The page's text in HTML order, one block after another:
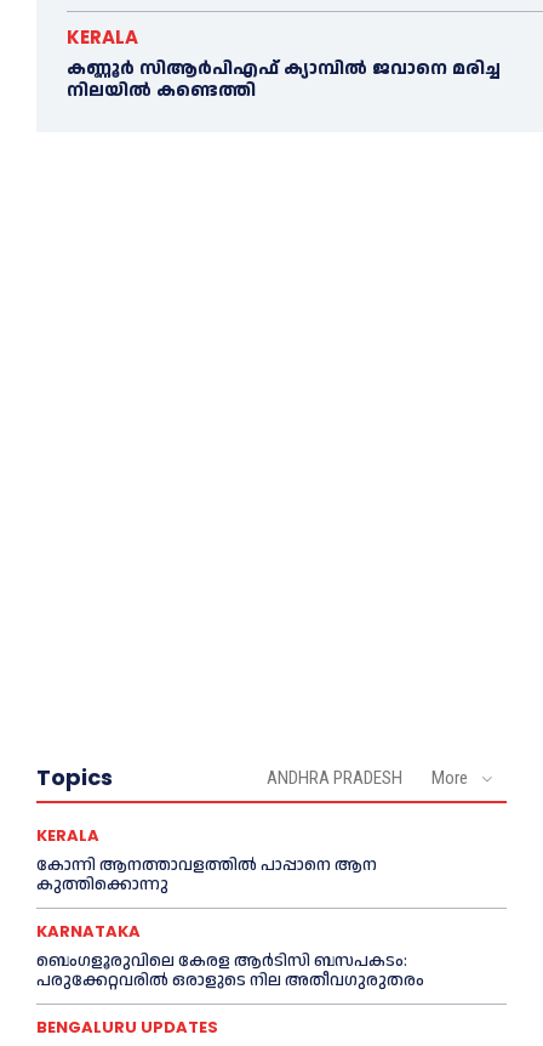
KERALA
കണ്ണൂര്‍ സിആര്‍പിഎഫ് ക്യാമ്പില്‍ ജവാനെ മരിച്ച
നിലയില്‍ കണ്ടെത്തി
Topics ANDHRA PRADESH More
KERALA
കോന്നി ആനത്താവളത്തില്‍ പാപ്പാനെ ആന
കുത്തിക്കൊന്നു
KARNATAKA
ബെംഗളൂരുവിലെ കേരള ആര്‍ടിസി ബസപകടം:
പരുക്കേറ്റവരില്‍ ഒരാളുടെ നില അതീവഗുരുതരം
BENGALURU UPDATES